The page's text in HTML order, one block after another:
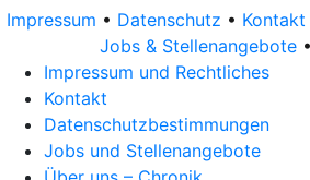
Impressum • Datenschutz • Kontakt
Jobs & Stellenangebote•
Impressum und Rechtliches
Kontakt
Datenschutzbestimmungen
Jobs und Stellenangebote